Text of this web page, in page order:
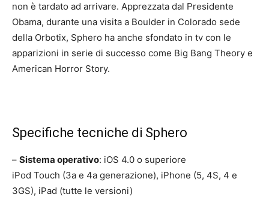
non è tardato ad arrivare. Apprezzata dal Presidente
Obama, durante una visita a Boulder in Colorado sede
della Orbotix, Sphero ha anche sfondato in tv con le
apparizioni in serie di successo come Big Bang Theory e
American Horror Story.
Specifiche tecniche di Sphero
– Sistema operativo: iOS 4.0 o superiore
iPod Touch (3a e 4a generazione), iPhone (5, 4S, 4 e
3GS), iPad (tutte le versioni)